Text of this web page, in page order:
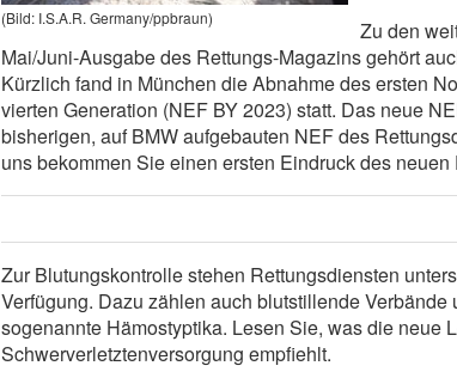
(Bild: I.S.A.R. Germany/ppbraun)
Zu den
Mai/Juni-Ausgabe des Rettungs-Magazins gehört
Kürzlich fand in München die Abnahme des ersten
vierten Generation (NEF BY 2023) statt. Das neue
bisherigen, auf BMW aufgebauten NEF des
uns bekommen Sie einen ersten Eindruck des neuen
Zur Blutungskontrolle stehen Rettungsdiensten
Verfügung. Dazu zählen auch blutstillende Verbände
sogenannte Hämostyptika. Lesen Sie, was die neue
Schwerverletztenversorgung empfiehlt.